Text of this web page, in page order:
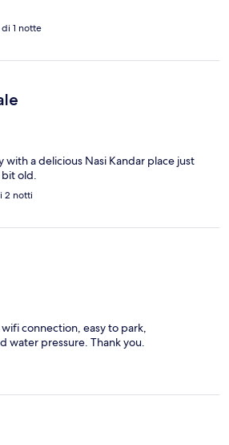
1 notte
with a delicious Nasi Kandar place just
bit old.
2 notti
connection, easy to park,
water pressure. Thank you.